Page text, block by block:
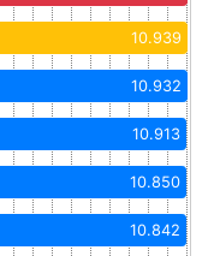
10.939
10.932
10.913
10.850
10.842